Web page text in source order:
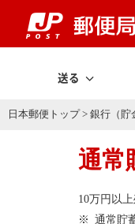
送る
日本郵便トップ>銀行（貯
通常
10万円以
通常貯